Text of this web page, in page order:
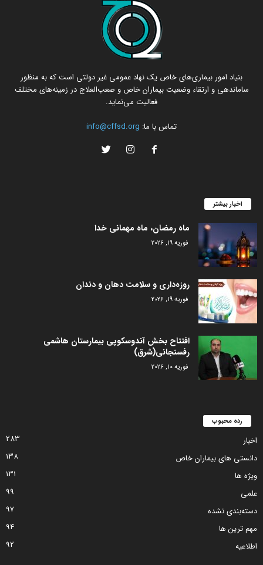
بنیاد امور بیماری‌های خاص یک نهاد عمومی غیر دولتی است که به منظور
ساماندهی و ارتقاء وضعیت بیماران خاص و صعب‌العلاج در زمینه‌های مختلف
فعالیت می‌نماید.
تماس با ما: info@cffsd.org
اخبار بیشتر
ماه رمضان، ماه مهمانی خدا
فوریه 19, 2026
روزه‌داری و سلامت دهان و دندان
فوریه 19, 2026
افتتاح بخش آندوسکوپی بیمارستان هاشمی
رفسنجانی(شرق)
فوریه 10, 2026
رده محبوب
اخبار
283
دانستی های بیماران خاص
138
ویژه ها
131
علمی
99
دسته‌بندی نشده
97
مهم ترین ها
94
اطلاعیه
92